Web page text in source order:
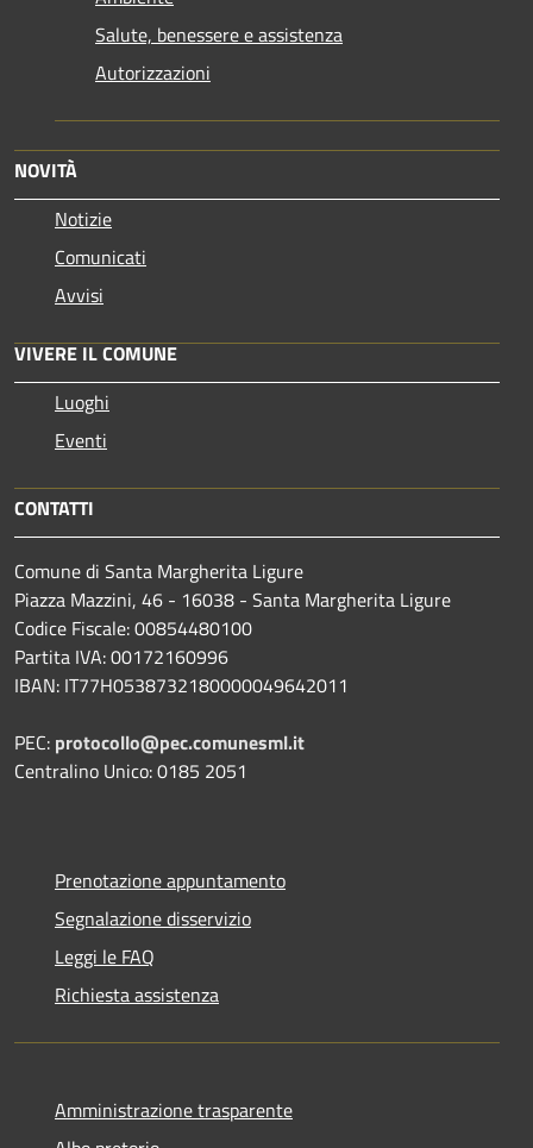
Salute, benessere e assistenza
Autorizzazioni
NOVITÀ
Notizie
Comunicati
Avvisi
VIVERE IL COMUNE
Luoghi
Eventi
CONTATTI
Comune di Santa Margherita Ligure
Piazza Mazzini, 46 - 16038 - Santa Margherita Ligure
Codice Fiscale: 00854480100
Partita IVA: 00172160996
IBAN: IT77H0538732180000049642011
PEC: protocollo@pec.comunesml.it
Centralino Unico: 0185 2051
Prenotazione appuntamento
Segnalazione disservizio
Leggi le FAQ
Richiesta assistenza
Amministrazione trasparente